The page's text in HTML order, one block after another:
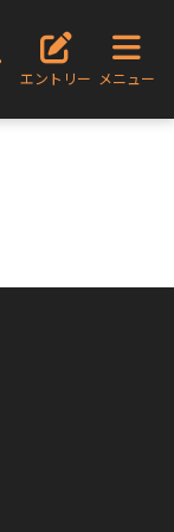
エントリー メニュー